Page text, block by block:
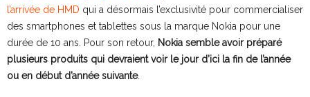
l’arrivée de HMD qui a désormais l’exclusivité pour commercialiser
des smartphones et tablettes sous la marque Nokia pour une
durée de 10 ans. Pour son retour, Nokia semble avoir préparé
plusieurs produits qui devraient voir le jour d’ici la fin de l’année
ou en début d’année suivante.